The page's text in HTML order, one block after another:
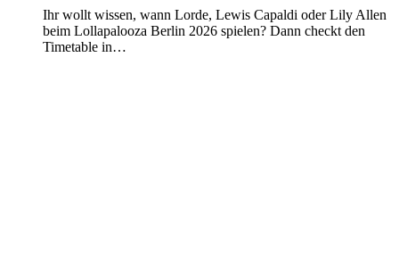
Ihr wollt wissen, wann Lorde, Lewis Capaldi oder Lily Allen
beim Lollapalooza Berlin 2026 spielen? Dann checkt den
Timetable in…